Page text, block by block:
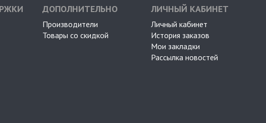
ДОПОЛНИТЕЛЬНО
Производители
Товары со скидкой
ЛИЧНЫЙ КАБИНЕТ
Личный кабинет
История заказов
Мои закладки
Рассылка новостей